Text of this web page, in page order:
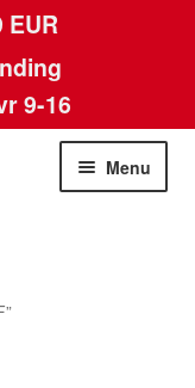
EUR
9-16
Menu